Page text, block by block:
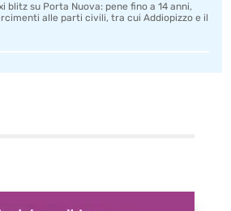
blitz su Porta Nuova: pene fino a 14 anni,
alle parti civili, tra cui Addiopizzo e il